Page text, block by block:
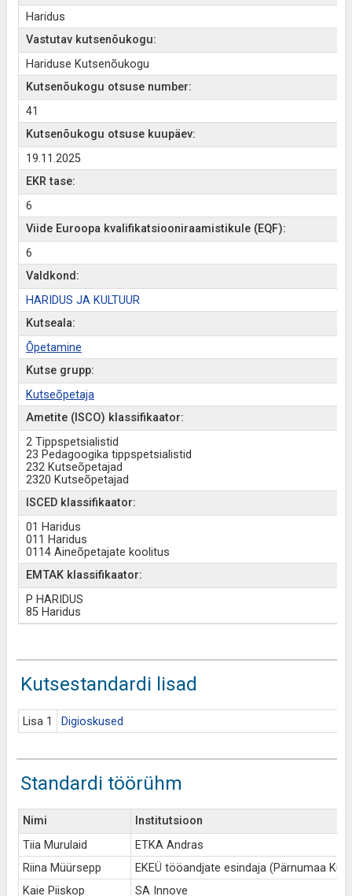
Haridus
Vastutav kutsenõukogu:
Hariduse Kutsenõukogu
Kutsenõukogu otsuse number:
41
Kutsenõukogu otsuse kuupäev:
19.11.2025
EKR tase:
6
Viide Euroopa kvalifikatsiooniraamistikule (EQF):
6
Valdkond:
HARIDUS JA KULTUUR
Kutseala:
Õpetamine
Kutse grupp:
Kutseõpetaja
Ametite (ISCO) klassifikaator:
2 Tippspetsialistid
23 Pedagoogika tippspetsialistid
232 Kutseõpetajad
2320 Kutseõpetajad
ISCED klassifikaator:
01 Haridus
011 Haridus
0114 Aineõpetajate koolitus
EMTAK klassifikaator:
P HARIDUS
85 Haridus
Kutsestandardi lisad
Lisa 1 Digioskused
Standardi töörühm
Nimi
Institutsioon
Tiia Murulaid
ETKA Andras
Riina Müürsepp
EKEÜ tööandjate esindaja (Pärnumaa
Kaie Piiskop
SA Innove